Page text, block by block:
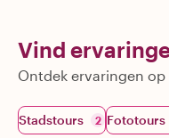
Vind
Ontdek ervaringen
Stadstours 2 Fototours